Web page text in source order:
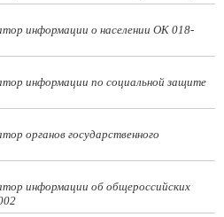
информации о населении ОК 018-
информации по социальной защите
органов государственного
информации об общероссийских